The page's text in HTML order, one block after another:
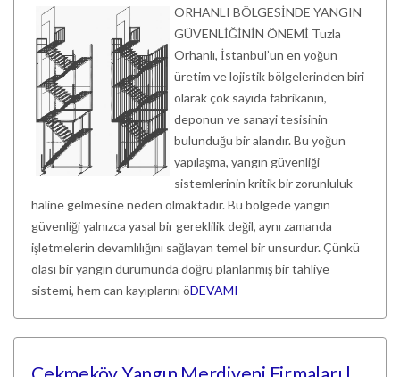
ORHANLI BÖLGESİNDE YANGIN
GÜVENLİĞİNİN ÖNEMİ Tuzla
Orhanlı, İstanbul’un en yoğun
üretim ve lojistik bölgelerinden biri
olarak çok sayıda fabrikanın,
deponun ve sanayi tesisinin
bulunduğu bir alandır. Bu yoğun
yapılaşma, yangın güvenliği
sistemlerinin kritik bir zorunluluk
haline gelmesine neden olmaktadır. Bu bölgede yangın
güvenliği yalnızca yasal bir gereklilik değil, aynı zamanda
işletmelerin devamlılığını sağlayan temel bir unsurdur. Çünkü
olası bir yangın durumunda doğru planlanmış bir tahliye
sistemi, hem can kayıplarını öDEVAMI